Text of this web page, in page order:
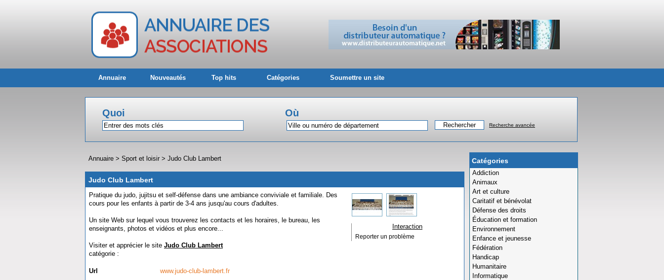
Annuaire Nouveautés Top hits Catégories Soumettre un site
Quoi Où
Recherche avancée
Catégories
Addiction
Animaux
Art et culture
Caritatif et bénévolat
Défense des droits
Éducation et formation
Environnement
Enfance et jeunesse
Fédération
Handicap
Humanitaire
Informatique
Annuaire > Sport et loisir > Judo Club Lambert
Judo Club Lambert
Pratique du judo, jujitsu et self-défense dans une ambiance conviviale et familiale. Des
cours pour les enfants à partir de 3-4 ans jusqu'au cours d'adultes.
Un site Web sur lequel vous trouverez les contacts et les horaires, le bureau, les
enseignants, photos et vidéos et plus encore...
Visiter et apprécier le site Judo Club Lambert
catégorie :
Url
www.judo-club-lambert.fr
Interaction
Reporter un problème